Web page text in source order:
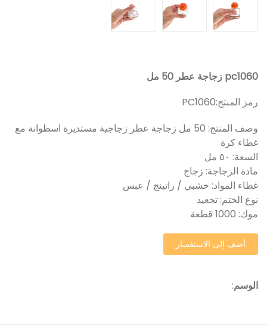
pc1060 زجاجة عطر 50 مل
رمز المنتج:PC1060
وصف المنتج: 50 مل زجاجة عطر زجاجية مستديرة اسطوانة مع
غطاء كرة
السعة: ٥٠ مل
مادة الزجاجة: زجاج
غطاء المواد: خشبي / راتينج / عبس
نوع الختم: تجعيد
موك: 1000 قطعة
أضف إلى الاستفسار
الوسم: